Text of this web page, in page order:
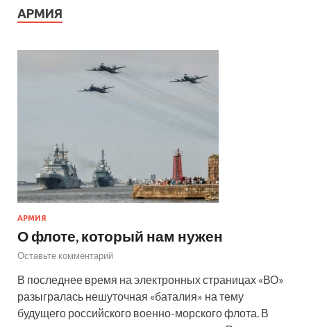
АРМИЯ
АРМИЯ
О флоте, который нам нужен
Оставьте комментарий
В последнее время на электронных страницах «ВО»
разыгралась нешуточная «баталия» на тему
будущего российского военно-морского флота. В